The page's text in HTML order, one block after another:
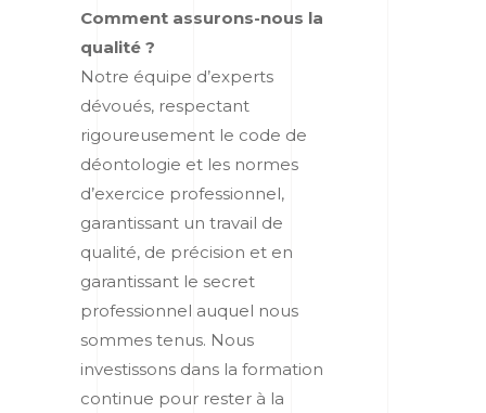
Comment assurons-nous la
qualité ?
Notre équipe d’experts
dévoués, respectant
rigoureusement le code de
déontologie et les normes
d’exercice professionnel,
garantissant un travail de
qualité, de précision et en
garantissant le secret
professionnel auquel nous
sommes tenus. Nous
investissons dans la formation
continue pour rester à la